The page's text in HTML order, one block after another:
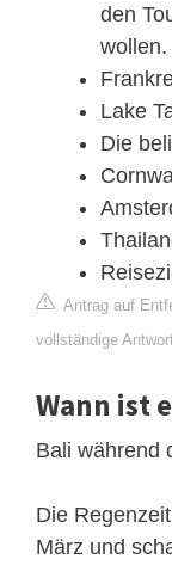
den
wollen.
Lake
Die
Antrag auf
vollständige
Wann ist
Bali während
Die
März und